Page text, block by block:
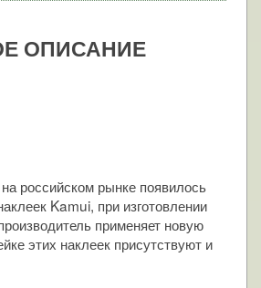
ОПИСАНИЕ
российском рынке появилось
Kamui, при изготовлении
применяет новую
этих наклеек присутствуют и